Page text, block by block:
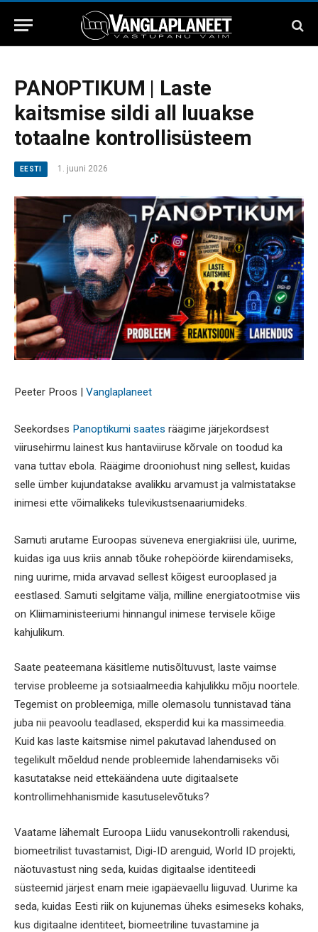
PANOPTIKUM | Laste
kaitsmise sildi all luuakse
totaalne kontrollisüsteem
EESTI 1. juuni 2026
Peeter Proos | Vanglaplaneet
Seekordses Panoptikumi saates räägime järjekordsest
viirusehirmu lainest kus hantaviiruse kõrvale on toodud ka
vana tuttav ebola. Räägime drooniohust ning sellest, kuidas
selle ümber kujundatakse avalikku arvamust ja valmistatakse
inimesi ette võimalikeks tulevikustsenaariumideks.
Samuti arutame Euroopas süveneva energiakriisi üle, uurime,
kuidas iga uus kriis annab tõuke rohepöörde kiirendamiseks,
ning uurime, mida arvavad sellest kõigest eurooplased ja
eestlased. Samuti selgitame välja, milline energiatootmise viis
on Kliimaministeeriumi hinnangul inimese tervisele kõige
kahjulikum.
Saate peateemana käsitleme nutisõltuvust, laste vaimse
tervise probleeme ja sotsiaalmeedia kahjulikku mõju noortele.
Tegemist on probleemiga, mille olemasolu tunnistavad täna
juba nii peavoolu teadlased, eksperdid kui ka massimeedia.
Kuid kas laste kaitsmise nimel pakutavad lahendused on
tegelikult mõeldud nende probleemide lahendamiseks või
kasutatakse neid ettekäändena uute digitaalsete
kontrollimehhanismide kasutuselevõtuks?
Vaatame lähemalt Euroopa Liidu vanusekontrolli rakendusi,
biomeetrilist tuvastamist, Digi-ID arenguid, World ID projekti,
näotuvastust ning seda, kuidas digitaalse identiteedi
süsteemid järjest enam meie igapäevaellu liiguvad. Uurime ka
seda, kuidas Eesti riik on kujunemas üheks esimeseks kohaks,
kus digitaalne identiteet, biomeetriline tuvastamine ja